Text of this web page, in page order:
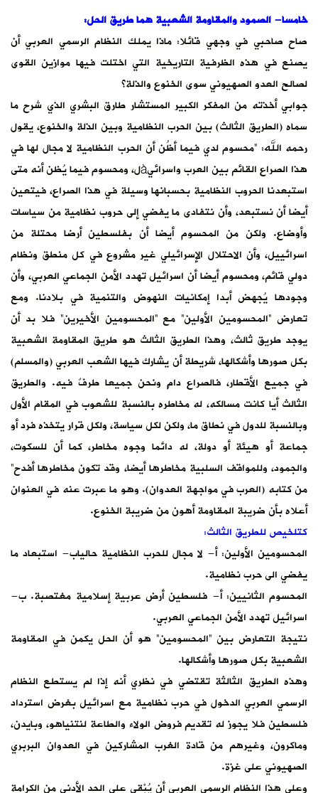
خامسا- الصمود والمقاومة الشعبية هما طريق الحل:
صاح صاحبي في وجهي قائلا: ماذا يملك النظام الرسمي العربي أن
يصنع في هذه الظرفية التاريخية التي اختلت فيها موازين القوى
لصالح العدو الصهيوني سوى الخنوع والذلة؟
جوابي أخذته من المفكر الكبير المستشار طارق البشري الذي شرح ما
سماه (الطريق الثالث) بين الحرب النظامية وبين الذلة والخنوع، يقول
رحمه الله: “محسوم لدي فيما أظُن أن الحرب النظامية لا مجال لها في
هذا الصراع القائم بين العرب واسرائيàل، ومحسوم فيما يُظن أنه متى
استبعدنا الحروب النظامية بحسبانها وسيلة في هذا الصراع، فيتعين
أيضا أن نستبعد، وأن نتفادى ما يفضي إلى حروب نظامية من سياسات
وأوضاع. ولكن من المحسوم أيضا أن بفلسطين أرضا محتلة من
اسرائييل، وأن الاحتلال الإسرائيلي غير مشروع في كل منطق ونظام
دولي قائم، ومحسوم أيضا أن اسرائيل تهدد الأمن الجماعي العربي، وأن
وجودها يُجهض أبدا إمكانيات النهوض والتنمية في بلادنا. ومع
تعارض “المحسومين الأولين” مع “المحسومين الأخيرين” فلا بد أن
يوجد طريق ثالث، وهذا الطريق الثالث هو طريق المقاومة الشعبية
بكل صورها وأشكالها، شريطة أن يشارك فيها الشعب العربي (والمسلم)
في جميع الأقطار، فالصراع دامٍ ونحن جميعا طرفٌ فيه. والطريق
الثالث أيا كانت مسالكه، له مخاطره بالنسبة للشعوب في المقام الأول
وبالنسبة للدول في نطاق ما، ولكن لكل سياسة، ولكل قرار يتخذه فرد أو
جماعة أو هيئة أو دولة، له دائما وجوه مخاطر، كما أن للسكوت،
والجمود، وللمواقف السلبية مخاطرها أيضا، وقد تكون مخاطرها أفدح”
من كتابه (العرب في مواجهة العدوان). وهو ما عبرت عنه في العنوان
أعلاه بأن ضريبة المقاومة أهون من ضريبة الخنوع.
كتلخيص للطريق الثالث:
المحسومين الأولين: أ- لا مجال للحرب النظامية حالياب- استبعاد ما
يفضي الى حرب نظامية.
المحسوم الثانيين: أ- فلسطين أرض عربية إسلامية مغتصبة. ب-
اسرائيل تهدد الأمن الجماعي العربي.
نتيجة التعارض بين “المحسومين” هو أن الحل يكمن في المقاومة
الشعبية بكل صورها وأشكالها.
وهذه الطريق الثالثة تقتضي في نظري أنه إذا لم يستطع النظام
الرسمي العربي الدخول في حرب نظامية مع اسرائيل بغرض استرداد
فلسطين فلا يجوز له تقديم فروض الولاء والطاعة لنتنياهو، وبايدن،
وماكرون، وغيرهم من قادة الغرب المشاركين في العدوان البربري
الصهيوني على غزة.
وعلى هذا النظام الرسمي العربي أن يُبْقي على الحد الأدنى من الكرامة